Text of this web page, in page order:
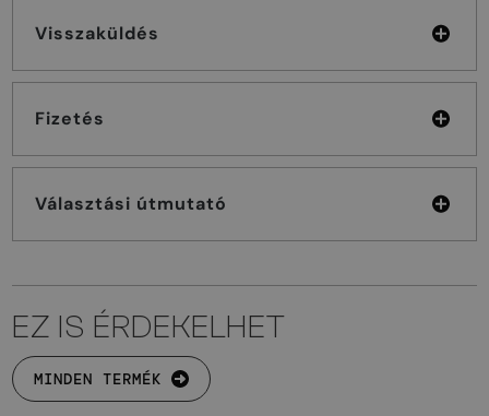
Visszaküldés
Fizetés
Választási útmutató
EZ IS ÉRDEKELHET
MINDEN TERMÉK